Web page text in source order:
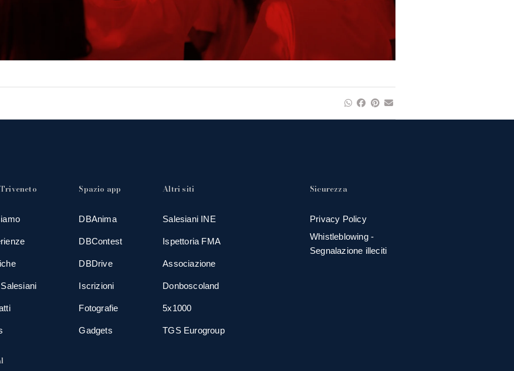
Spazio app
DBAnima
DBContest
DBDrive
Iscrizioni
Fotografie
Gadgets
Altri siti
Salesiani INE
Ispettoria FMA
Associazione
Donboscoland
5x1000
TGS Eurogroup
Sicurezza
Privacy Policy
Whistleblowing -
Segnalazione illeciti